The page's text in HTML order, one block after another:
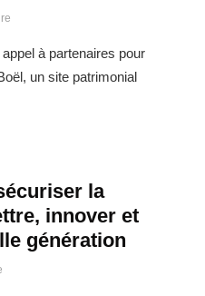
à partenaires pour
un site patrimonial
la
innover et
génération